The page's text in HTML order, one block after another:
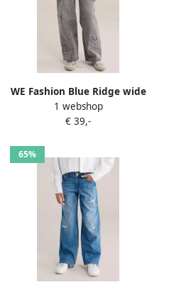
WE Fashion Blue Ridge wide
leg jeans met patches grijs
1 webshop
€ 39,-
65%